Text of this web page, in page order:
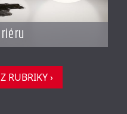
RUBRIKY ›